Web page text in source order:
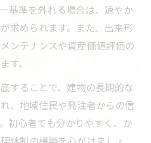
基準を外れる場合は、速やか
求められます。また、出来形
ンテナンスや資産価値評価の
す。
することで、建物の長期的な
、地域住民や発注者からの信
初心者でも分かりやすく、か